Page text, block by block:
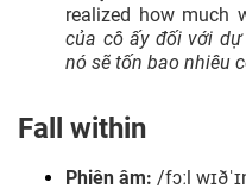
realized how much
của cô ấy đối với
nó sẽ tốn bao nhiêu
Fall within
Phiên âm: /fɔːl